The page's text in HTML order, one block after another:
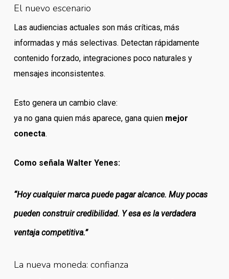
El nuevo escenario
Las audiencias actuales son más críticas, más
informadas y más selectivas. Detectan rápidamente
contenido forzado, integraciones poco naturales y
mensajes inconsistentes.
Esto genera un cambio clave:
ya no gana quien más aparece, gana quien mejor
conecta.
Como señala Walter Yenes:
“Hoy cualquier marca puede pagar alcance. Muy pocas
pueden construir credibilidad. Y esa es la verdadera
ventaja competitiva.”
La nueva moneda: confianza